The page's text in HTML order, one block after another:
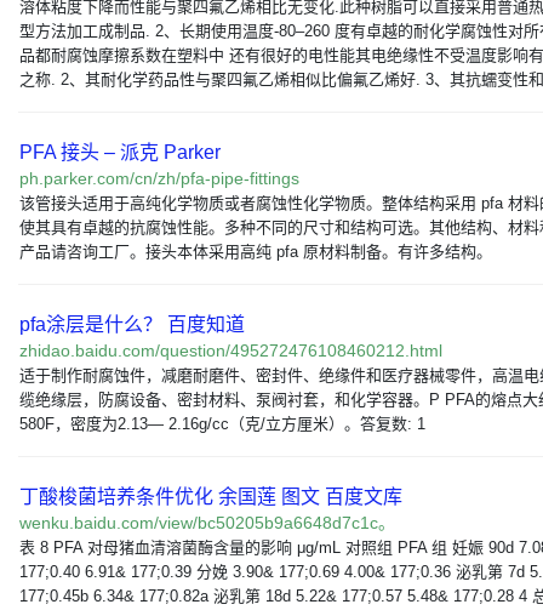
溶体粘度下降而性能与聚四氟乙烯相比无变化.此种树脂可以直接采用普通
型方法加工成制品. 2、长期使用温度-80–260 度有卓越的耐化学腐蚀性对
品都耐腐蚀摩擦系数在塑料中 还有很好的电性能其电绝缘性不受温度影响
之称. 2、其耐化学药品性与聚四氟乙烯相似比偏氟乙烯好. 3、其抗蠕变性
PFA 接头 – 派克 Parker
ph.parker.com/cn/zh/pfa-pipe-fittings
该管接头适用于高纯化学物质或者腐蚀性化学物质。整体结构采用 pfa 材料
使其具有卓越的抗腐蚀性能。多种不同的尺寸和结构可选。其他结构、材料
产品请咨询工厂。接头本体采用高纯 pfa 原材料制备。有许多结构。
pfa涂层是什么？ 百度知道
zhidao.baidu.com/question/495272476108460212.html
适于制作耐腐蚀件，减磨耐磨件、密封件、绝缘件和医疗器械零件，高温电
缆绝缘层，防腐设备、密封材料、泵阀衬套，和化学容器。P PFA的熔点大
580F，密度为2.13— 2.16g/cc（克/立方厘米）。答复数: 1
丁酸梭菌培养条件优化 余国莲 图文 百度文库
wenku.baidu.com/view/bc50205b9a6648d7c1c。
表 8 PFA 对母猪血清溶菌酶含量的影响 μg/mL 对照组 PFA 组 妊娠 90d
177;0.40 6.91& 177;0.39 分娩 3.90& 177;0.69 4.00& 177;0.36 泌乳第 7d
177;0.45b 6.34& 177;0.82a 泌乳第 18d 5.22& 177;0.57 5.48& 177;0.28 4